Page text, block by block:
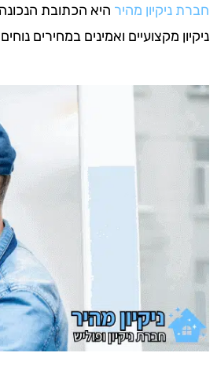
חברת ניקיון מהיר היא הכתובת
ניקיון מקצועיים ואמינים במחירים